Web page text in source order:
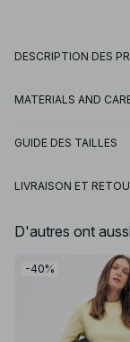
DESCRIPTION DES
MATERIALS AND
GUIDE DES TAILLES
LIVRAISON ET
D'autres ont
-40%